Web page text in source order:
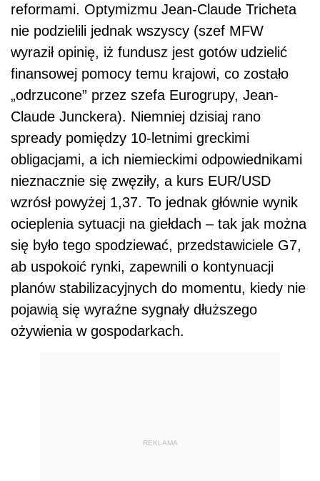
reformami. Optymizmu Jean-Claude Tricheta
nie podzielili jednak wszyscy (szef MFW
wyraził opinię, iż fundusz jest gotów udzielić
finansowej pomocy temu krajowi, co zostało
„odrzucone” przez szefa Eurogrupy, Jean-
Claude Junckera). Niemniej dzisiaj rano
spready pomiędzy 10-letnimi greckimi
obligacjami, a ich niemieckimi odpowiednikami
nieznacznie się zwęziły, a kurs EUR/USD
wzrósł powyżej 1,37. To jednak głównie wynik
ocieplenia sytuacji na giełdach – tak jak można
się było tego spodziewać, przedstawiciele G7,
ab uspokoić rynki, zapewnili o kontynuacji
planów stabilizacyjnych do momentu, kiedy nie
pojawią się wyraźne sygnały dłuższego
ożywienia w gospodarkach.
REKLAMA